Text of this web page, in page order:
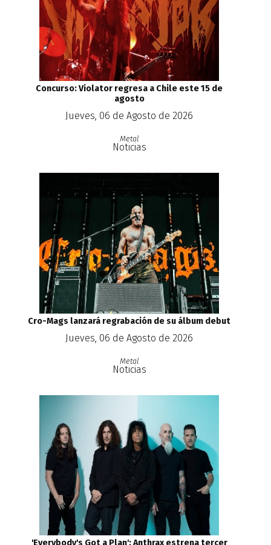
Concurso: Violator regresa a Chile este 15 de
agosto
Jueves, 06 de Agosto de 2026
Metal
Noticias
Cro-Mags lanzará regrabación de su álbum debut
Jueves, 06 de Agosto de 2026
Metal
Noticias
'Everybody's Got a Plan': Anthrax estrena tercer